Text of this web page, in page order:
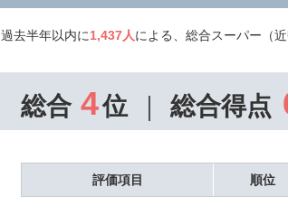
過去半年以内に1,437人による、総合スーパー（
総合 4位 総合得点
評価項目 順位